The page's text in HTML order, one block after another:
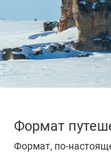
Формат
Формат, по-